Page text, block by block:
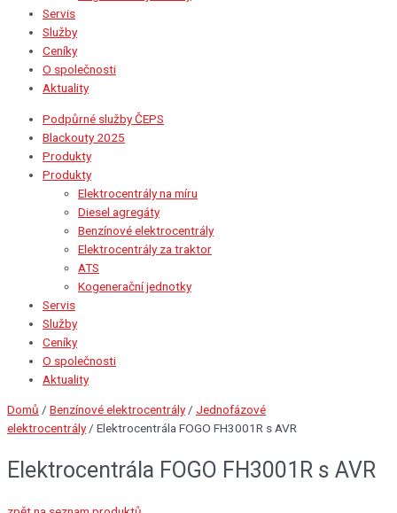
Servis
Služby
Ceníky
O společnosti
Aktuality
Podpůrné služby ČEPS
Blackouty 2025
Produkty
Produkty
Elektrocentrály na míru
Diesel agregáty
Benzínové elektrocentrály
Elektrocentrály za traktor
ATS
Kogenerační jednotky
Servis
Služby
Ceníky
O společnosti
Aktuality
Domů / Benzínové elektrocentrály/ Jednofázové
elektrocentrály/ Elektrocentrála FOGO FH3001R s AVR
Elektrocentrála FOGO FH3001R s AVR